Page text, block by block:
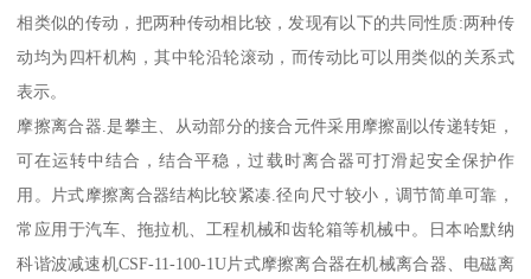
相类似的传动，把两种传动相比较，发现有以下的共同性质:两种传
动均为四杆机构，其中轮沿轮滚动，而传动比可以用类似的关系式
表示。
摩擦离合器.是攀主、从动部分的接合元件采用摩擦副以传递转矩，
可在运转中结合，结合平稳，过载时离合器可打滑起安全保护作
用。片式摩擦离合器结构比较紧凑.径向尺寸较小，调节简单可靠，
常应用于汽车、拖拉机、工程机械和齿轮箱等机械中。日本哈默纳
科谐波减速机CSF-11-100-1U片式摩擦离合器在机械离合器、电磁离